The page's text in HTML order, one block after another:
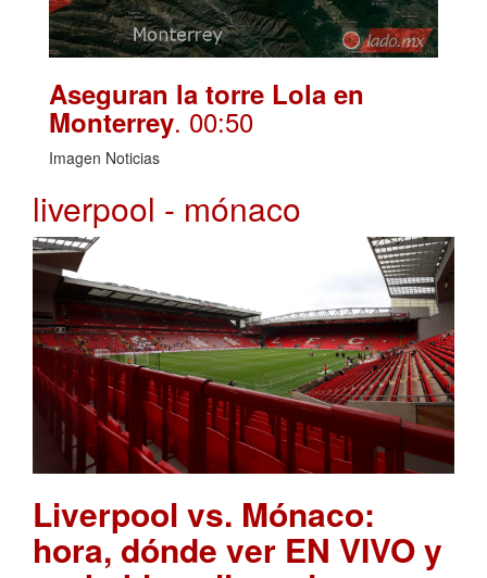
Aseguran la torre Lola en
Monterrey. 00:50
Imagen Noticias
liverpool - mónaco
Liverpool vs. Mónaco:
hora, dónde ver EN VIVO y